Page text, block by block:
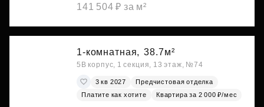
141 504 ₽ за м²
1-комнатная, 38.7м²
5В корпус, 1 секция, 13 этаж, №74
3 кв 2027
Предчистовая отделка
Платите как хотите
Квартира за 2 000 ₽/мес